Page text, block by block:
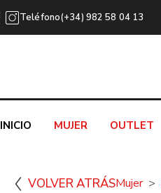
Teléfono(+34) 982 58 04 13
INICIO MUJER OUTLET
VOLVER ATRÁSMujer